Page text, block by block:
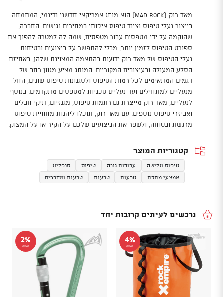
מאד רוק (Mad Rock) הוא מותג אמריקאי חדשני ודינמי, המתמחה
בייצור נעלי טיפוס וציוד טיפוס איכותי במחירים נגישים. החברה,
שהוקמה על ידי מטפסים עבור מטפסים, שמה לה למטרה להפוך את
ספורט הטיפוס לזמין יותר, מבלי להתפשר על ביצועים ובטיחות.
נעלי הטיפוס של מאד רוק ידועות בהתאמה המצוינת שלהן, באחיזת
הסלע המעולה ובעיצובים המקוריים. המותג מציע מגוון רחב של
דגמים המתאימים לכל רמות הטיפוס ולסגנונות טיפוס שונים, החל
מנעליים למתחילים ועד נעליים טכניות למטפסים מתקדמים. בנוסף
לנעליים, מאד רוק מייצרת גם רתמות טיפוס, מגנזיום, תיקי חבלים
ואביזרי טיפוס נוספים. עם מאד רוק, תוכלו ליהנות מחוויית טיפוס
מרגשת ובטוחה, ולשפר את הביצועים שלכם על הקיר או על המצוק.
קטגוריות המוצר
טיפוס וגלישה עבודות גובה טיפוס
סנפלינג
אמצעי מתכת
טבעות טבעות טבעות ומחברים
נרכשים לעיתים קרובות יחד
4%
הנחה
2%
הנחה